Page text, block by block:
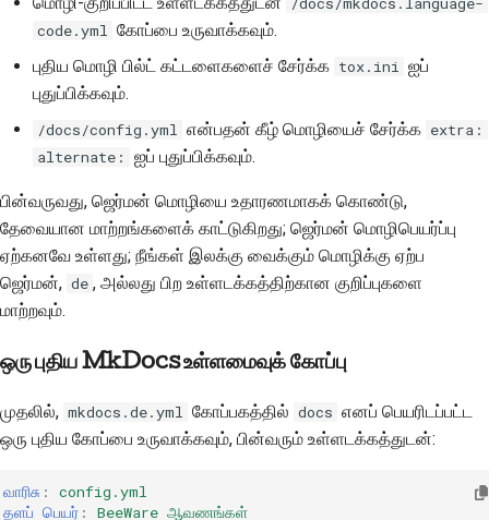
code.yml கோப்பை உருவாக்கவும்.
புதிய மொழி பில்ட் கட்டளைகளைச் சேர்க்க tox.ini ஐப்
புதுப்பிக்கவும்.
/docs/config.yml என்பதன் கீழ் மொழியைச் சேர்க்க extra:
alternate:
ஐப் புதுப்பிக்கவும்.
பின்வருவது, ஜெர்மன் மொழியை உதாரணமாகக் கொண்டு,
தேவையான மாற்றங்களைக் காட்டுகிறது; ஜெர்மன் மொழிபெயர்ப்பு
ஏற்கனவே உள்ளது; நீங்கள் இலக்கு வைக்கும் மொழிக்கு ஏற்ப
ஜெர்மன், de , அல்லது பிற உள்ளடக்கத்திற்கான குறிப்புகளை
மாற்றவும்.
ஒரு புதிய MkDocs உள்ளமைவுக் கோப்பு
முதலில், mkdocs.de.yml கோப்பகத்தில் docs எனப் பெயரிடப்பட்ட
ஒரு புதிய கோப்பை உருவாக்கவும், பின்வரும் உள்ளடக்கத்துடன்:
வாரிசு :
config.yml
தளப் பெயர் :
BeeWare ஆவணங்கள்